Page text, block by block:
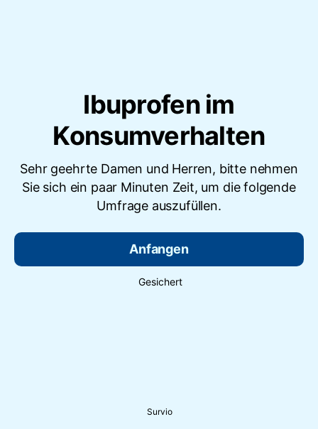
Ibuprofen im
Konsumverhalten
Sehr geehrte Damen und Herren, bitte nehmen
Sie sich ein paar Minuten Zeit, um die folgende
Umfrage auszufüllen.
Anfangen
Gesichert
Survio